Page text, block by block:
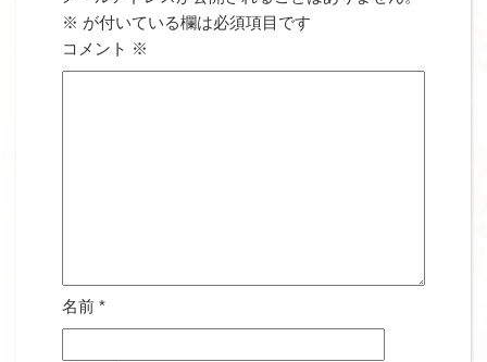
※ が付いている欄は必須項目です
コメント ※
名前 *